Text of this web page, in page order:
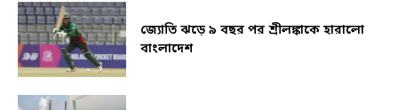
জ্যোতি ঝড়ে ৯ বছর পর শ্রীলঙ্কাকে হারালো
বাংলাদেশ